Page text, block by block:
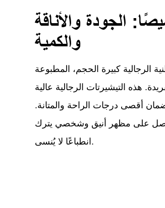
الجودة والأناقة
والكمية
الرجالية كبيرة الحجم، المطبوعة
هذه التيشيرتات الرجالية عالية
أقصى درجات الراحة والمتانة.
على مظهر أنيق وشخصي يترك
انطباعًا لا يُنسى.